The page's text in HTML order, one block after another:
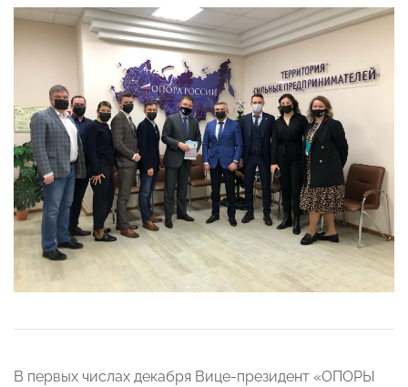
В первых числах декабря Вице-президент «ОПОРЫ